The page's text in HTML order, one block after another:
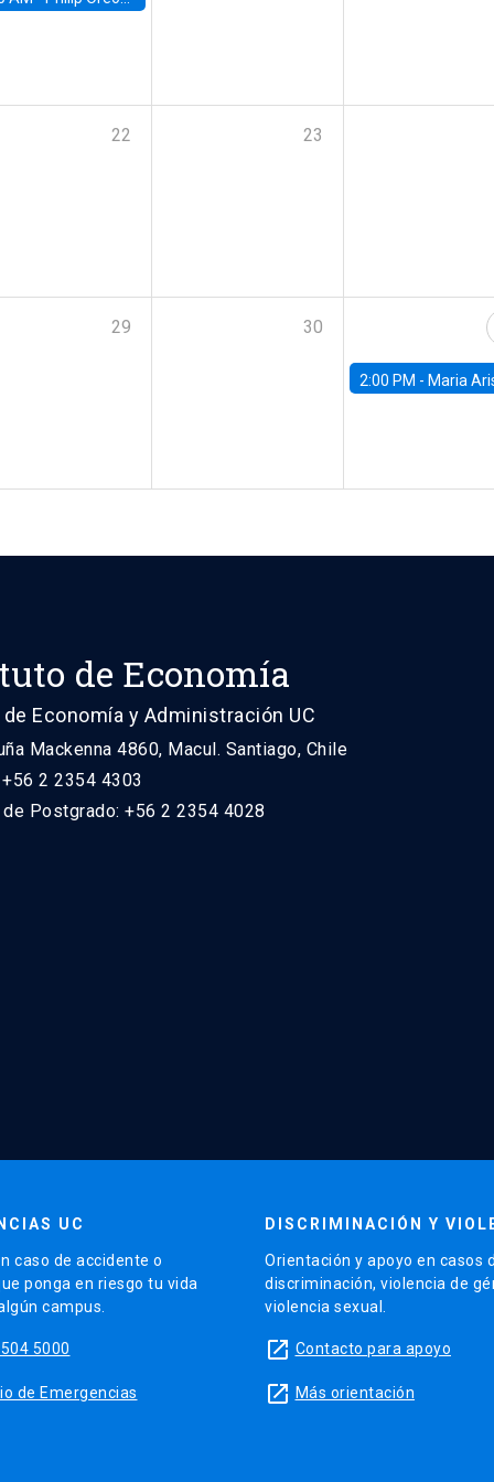
22 23
29 30
2:00 PM - Maria Aristizabal-Ramirez,
de Economía
Economía y Administración UC
Mackenna 4860, Macul. Santiago, Chile
2 2354 4303
Postgrado: +56 2 2354 4028
UC
caso de accidente o
ponga en riesgo tu vida
campus.
5000
de Emergencias
DISCRIMINACIÓN Y
Orientación y apoyo en casos
discriminación, violencia de
violencia sexual.
launch Contacto para apoyo
launch Más orientación